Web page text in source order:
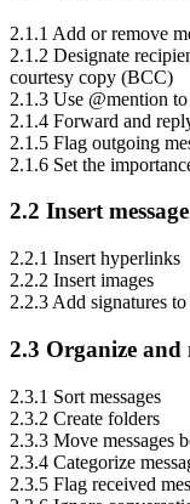
2.1.1 Add or remove
2.1.2 Designate
courtesy copy (BCC)
2.1.3 Use @mention to
2.1.4 Forward and
2.1.5 Flag outgoing
2.1.6 Set the
2.2 Insert
2.2.1 Insert hyperlinks
2.2.2 Insert images
2.2.3 Add signatures
2.3 Organize and
2.3.1 Sort messages
2.3.2 Create folders
2.3.3 Move messages
2.3.4 Categorize
2.3.5 Flag received